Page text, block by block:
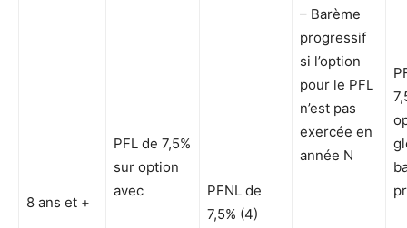
8 ans et +
PFL de 7,5%
sur option
avec
PFNL de
7,5% (4)
– Barème
progressif
si l’option
pour le PFL
n’est pas
exercée en
année N